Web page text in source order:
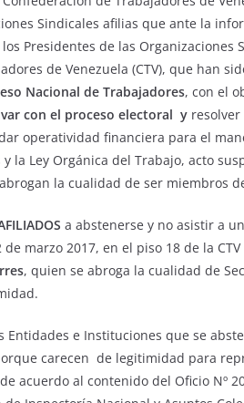
Sindicales afilias que ante la
Presidentes de las
de Venezuela (CTV), que han
Nacional de Trabajadores, con el
con el proceso electoral y
operatividad financiera para el
la Ley Orgánica del Trabajo, acto
la cualidad de ser miembros
a abstenerse y no asistir a
marzo 2017, en el piso 18 de la
, quien se abroga la cualidad de
Entidades e Instituciones que se
carecen de legitimidad para
de acuerdo al contenido del Oficio Nº